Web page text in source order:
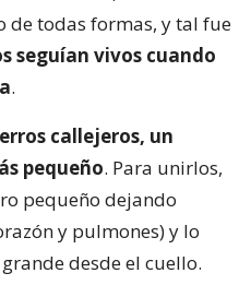
de todas formas, y tal fue
seguían vivos cuando
.
callejeros, un
pequeño. Para unirlos,
pequeño dejando
y pulmones) y lo
desde el cuello.